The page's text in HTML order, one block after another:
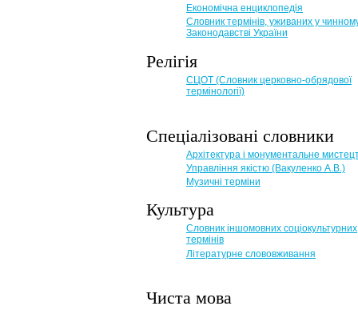
Eкономічна енциклопедія
Словник термінів, уживаних у
Законодавстві України
Релігія
СЦОТ (Словник церковно-обрядової
термінології)
Спеціалізовані словники
Архітектура і монументальне
Управління якістю (Вакуленко А.В.)
Музичні терміни
Культура
Словник іншомовних соціокультурних
термінів
Літературне слововживання
Чиста мова